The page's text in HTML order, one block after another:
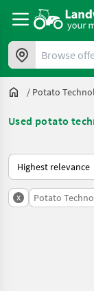
Browse offers
/ Potato
Used potato
This is how
x Potato